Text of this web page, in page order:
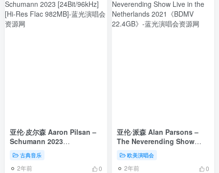
亚伦·皮尔森 Aaron Pilsan –
Schumann 2023
[24Bit/96kHz] [Hi-Res Flac
982MB]
古典音乐
2年前 0
亚伦·派森 Alan Parsons –
The Neverending Show
Live in the Netherlands
2021《BDMV 22.4GB》
欧美演唱会
2年前 0